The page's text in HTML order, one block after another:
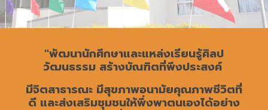
"พัฒนานักศึกษาและแหล่งเรียนรู้ศิลป
วัฒนธรรม สร้างบัณฑิตที่พึงประสงค์
มีจิตสาธารณะ มีสุขภาพอนามัยคุณภาพชีวิตที่
ดี และส่งเสริมชุมชนให้พึ่งพาตนเองได้อย่าง